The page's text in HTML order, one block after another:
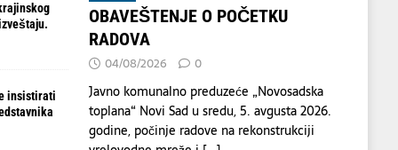
insistirati
OBAVEŠTENJE O POČETKU
RADOVA
04/08/2026 0
Javno komunalno preduzeće „Novosadska
toplana“ Novi Sad u sredu, 5. avgusta 2026.
godine, počinje radove na rekonstrukciji